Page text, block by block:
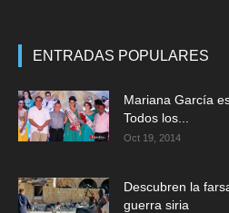
ENTRADAS POPULARES
Mariana García
Todos los...
Oct 19, 2014
Descubren la
guerra siria